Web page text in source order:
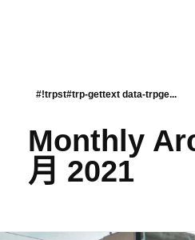
#!trpst#trp-gettext data-trpge...
Monthly
月 2021